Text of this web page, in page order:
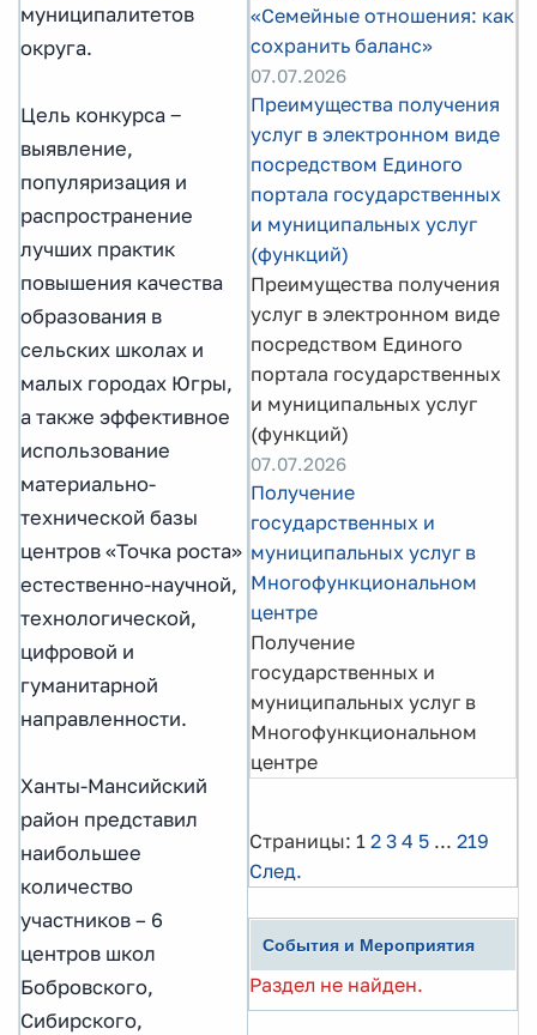
муниципалитетов
округа.
Цель конкурса ‒
выявление,
популяризация и
распространение
лучших практик
повышения качества
образования в
сельских школах и
малых городах Югры,
а также эффективное
использование
материально-
технической базы
центров «Точка роста»
естественно-научной,
технологической,
цифровой и
гуманитарной
направленности.
Ханты-Мансийский
район представил
наибольшее
количество
участников – 6
центров школ
Бобровского,
Сибирского,
«Семейные отношения: как
сохранить баланс»
07.07.2026
Преимущества получения
услуг в электронном виде
посредством Единого
портала государственных
и муниципальных услуг
(функций)
Преимущества получения
услуг в электронном виде
посредством Единого
портала государственных
и муниципальных услуг
(функций)
07.07.2026
Получение
государственных и
муниципальных услуг в
Многофункциональном
центре
Получение
государственных и
муниципальных услуг в
Многофункциональном
центре
Страницы: 1 2 3 4 5 ... 219
След.
События и Мероприятия
Раздел не найден.